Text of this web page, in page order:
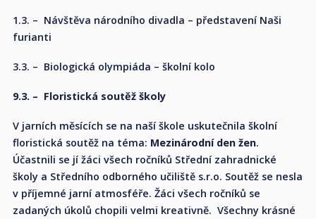
1.3. – Návštěva národního divadla – představení Naši
furianti
3.3. – Biologická olympiáda – školní kolo
9.3. – Floristická soutěž školy
V jarních měsících se na naší škole uskutečnila školní
floristická soutěž na téma: Mezinárodní den žen.
Účastnili se jí žáci všech ročníků Střední zahradnické
školy a Středního odborného učiliště s.r.o. Soutěž se nesla
v příjemné jarní atmosféře. Žáci všech ročníků se
zadaných úkolů chopili velmi kreativně. Všechny krásné